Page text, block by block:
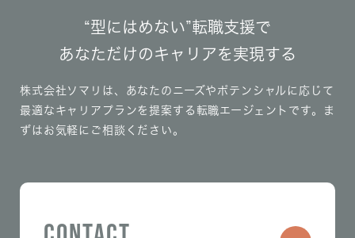
“型にはめない”転職支援で
あなただけのキャリアを実現する
株式会社ソマリは、あなたのニーズやポテンシャルに応じて
最適なキャリアプランを提案する転職エージェントです。
ま
ずはお気軽にご相談ください。